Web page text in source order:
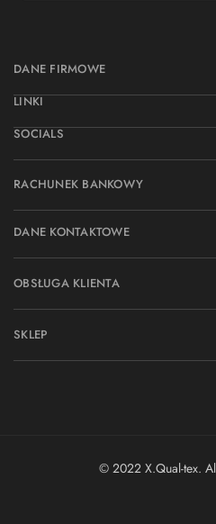
DANE FIRMOWE
LINKI
SOCIALS
RACHUNEK BANKOWY
DANE KONTAKTOWE
OBSŁUGA KLIENTA
SKLEP
© 2022 X.Qual-tex.